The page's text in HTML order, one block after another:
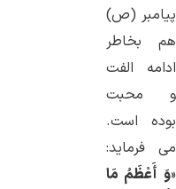
پیامبر (ص)
هم بخاطر
ادامه الفت
و محبت
بوده است.
می فرماید:
«وَ أَعْظَمُ مَا